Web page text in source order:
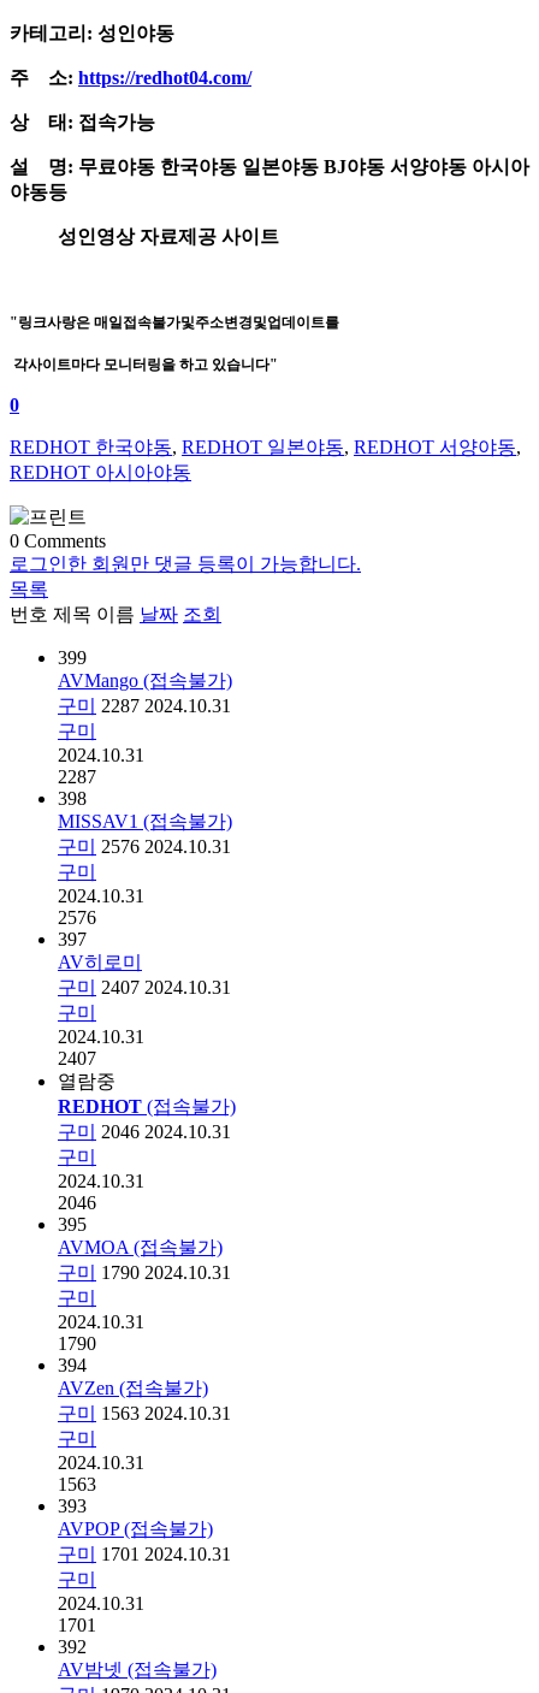
카테고리: 성인야동
주 소: https://redhot04.com/
상 태: 접속가능
설 명: 무료야동 한국야동 일본야동 BJ야동 서양야동 아시아
야동등
성인영상 자료제공 사이트
"링크사랑은 매일접속불가및주소변경및업데이트를
각사이트마다 모니터링을 하고 있습니다"
0
REDHOT 한국야동, REDHOT 일본야동, REDHOT 서양야동,
REDHOT 아시아야동
0 Comments
로그인한 회원만 댓글 등록이 가능합니다.
목록
번호 제목 이름 날짜 조회
399
AVMango (접속불가)
구미
2287 2024.10.31
구미
2024.10.31
2287
398
MISSAV1 (접속불가)
구미
2576 2024.10.31
구미
2024.10.31
2576
397
AV히로미
구미
2407 2024.10.31
구미
2024.10.31
2407
열람중
REDHOT (접속불가)
구미
2046 2024.10.31
구미
2024.10.31
2046
395
AVMOA (접속불가)
구미
1790 2024.10.31
구미
2024.10.31
1790
394
AVZen (접속불가)
구미
1563 2024.10.31
구미
2024.10.31
1563
393
AVPOP (접속불가)
구미
1701 2024.10.31
구미
2024.10.31
1701
392
AV밤넷 (접속불가)